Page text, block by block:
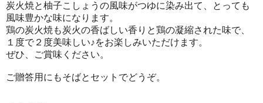
炭火焼と柚子こしょうの風味がつゆに染み出て、とっても
風味豊かな味になります。
鶏の炭火焼も炭火の香ばしい香りと鶏の凝縮された味で、
１度で２度美味しい♪をお楽しみいただけます。
ぜひ、ご賞味ください。
ご贈答用にもそばとセットでどうぞ。